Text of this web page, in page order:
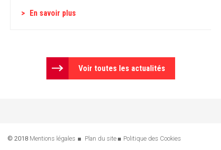
En savoir plus
Voir toutes les actualités
© 2018 Mentions légales Plan du site Politique des Cookies